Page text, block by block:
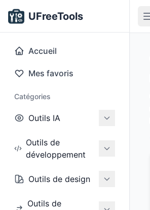
UFreeTools
Accueil
Mes favoris
Catégories
Outils IA
Outils de
développement
Outils de design
Outils de